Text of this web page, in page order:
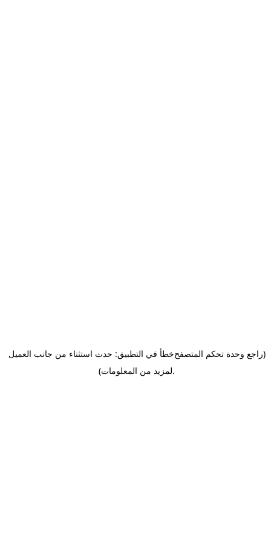
خطأ في التطبيق: حدث استثناء من جانب العميل(راجع وحدة تحكم المتصفح
لمزيد من المعلومات).